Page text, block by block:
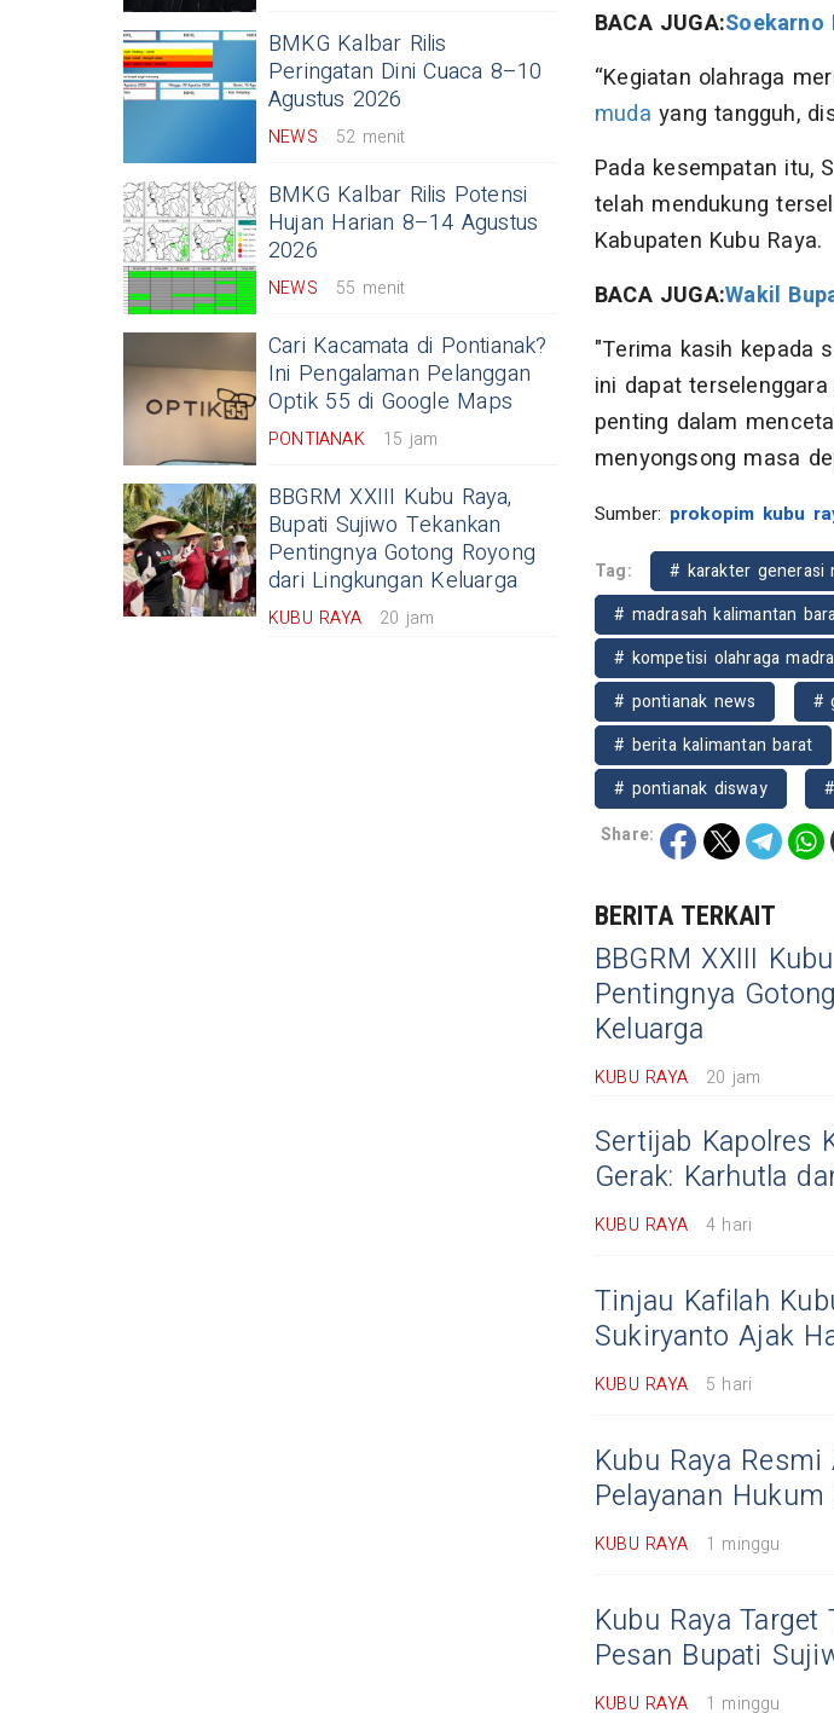
BMKG Kalbar Rilis
Peringatan Dini Cuaca 8–10
Agustus 2026
NEWS 52 menit
BMKG Kalbar Rilis Potensi
Hujan Harian 8–14 Agustus
2026
NEWS 55 menit
Cari Kacamata di Pontianak?
Ini Pengalaman Pelanggan
Optik 55 di Google Maps
PONTIANAK 15 jam
BBGRM XXIII Kubu Raya,
Bupati Sujiwo Tekankan
Pentingnya Gotong Royong
dari Lingkungan Keluarga
KUBU RAYA 20 jam
BACA JUGA:Soekarno
“Kegiatan olahraga
muda yang tangguh,
Pada kesempatan itu,
telah mendukung
Kabupaten Kubu Raya.
BACA JUGA:Wakil
"Terima kasih kepada
ini dapat
penting dalam
menyongsong masa
Sumber: prokopim kubu
Tag: # karakter generasi
# madrasah kalimantan
# kompetisi olahraga
# pontianak news
#
# berita kalimantan barat
# pontianak disway
Share:
BERITA TERKAIT
BBGRM XXIII
Pentingnya
Keluarga
KUBU RAYA 20 jam
Sertijab Kapolres
Gerak: Karhutla
KUBU RAYA 4 hari
Tinjau Kafilah
Sukiryanto Ajak
KUBU RAYA 5 hari
Kubu Raya
Pelayanan
KUBU RAYA 1 minggu
Kubu Raya
Pesan Bupati
KUBU RAYA 1 minggu